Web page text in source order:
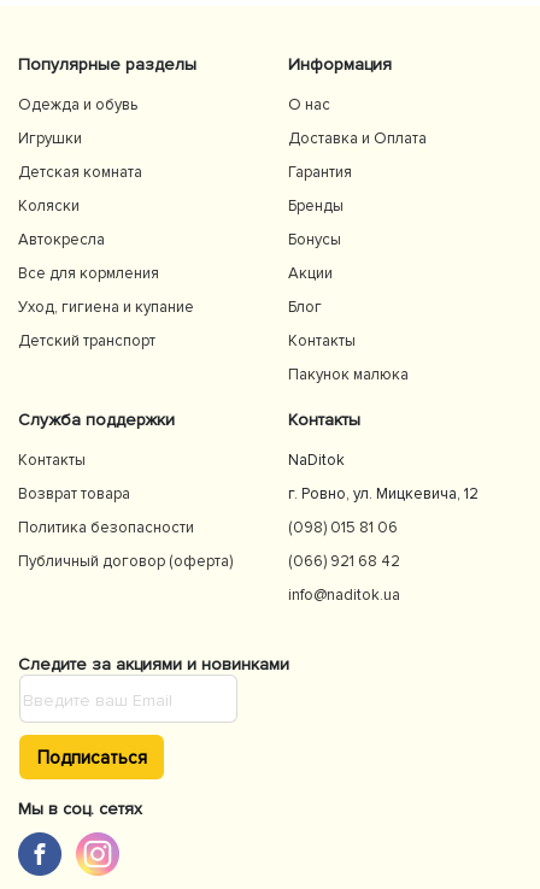
Популярные разделы
Одежда и обувь
Игрушки
Детская комната
Коляски
Автокресла
Все для кормления
Уход, гигиена и купание
Детский транспорт
Информация
О нас
Доставка и Оплата
Гарантия
Бренды
Бонусы
Акции
Блог
Контакты
Пакунок малюка
Служба поддержки
Контакты
Возврат товара
Политика безопасности
Публичный договор (оферта)
Контакты
NaDitok
г. Ровно, ул. Мицкевича, 12
(098) 015 81 06
(066) 921 68 42
info@naditok.ua
Следите за акциями и новинками
Подписаться
Мы в соц. сетях